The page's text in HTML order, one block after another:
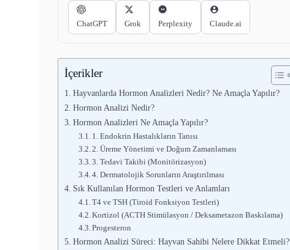
ChatGPT Grok Perplexity Claude.ai
İçerikler
Hayvanlarda Hormon Analizleri Nedir? Ne Amaçla Yapılır?
Hormon Analizi Nedir?
Hormon Analizleri Ne Amaçla Yapılır?
1. Endokrin Hastalıkların Tanısı
2. Üreme Yönetimi ve Doğum Zamanlaması
3. Tedavi Takibi (Monitörizasyon)
4. Dermatolojik Sorunların Araştırılması
Sık Kullanılan Hormon Testleri ve Anlamları
T4 ve TSH (Tiroid Fonksiyon Testleri)
Kortizol (ACTH Stimülasyon / Deksametazon Baskılama)
Progesteron
Hormon Analizi Süreci: Hayvan Sahibi Nelere Dikkat Etmeli?